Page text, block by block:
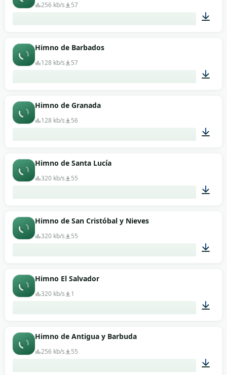
256 kb/s 57
Himno de Barbados
128 kb/s 57
Himno de Granada
128 kb/s 56
Himno de Santa Lucía
320 kb/s 55
Himno de San Cristóbal y Nieves
320 kb/s 55
Himno El Salvador
320 kb/s 1
Himno de Antigua y Barbuda
256 kb/s 55